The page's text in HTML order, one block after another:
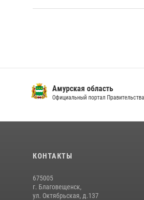
Амурская область
Официальный портал Правительства
КОНТАКТЫ
675005
г. Благовещенск,
ул. Октябрьская, д.137